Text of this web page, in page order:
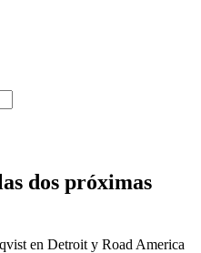
dos próximas
en Detroit y Road America